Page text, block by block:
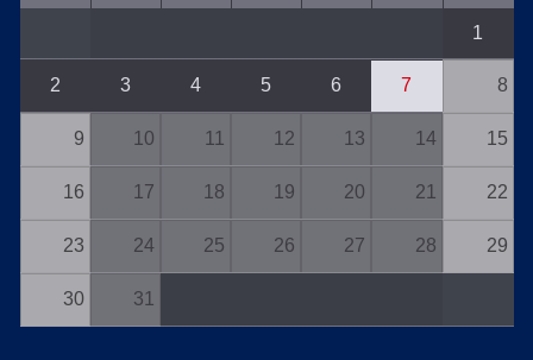
1
2 3 4 5 6 7 8
9 10 11 12 13 14 15
16 17 18 19 20 21 22
23 24 25 26 27 28 29
30 31